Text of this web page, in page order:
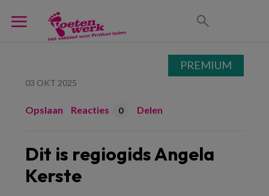
03 OKT 2025
Opslaan Reacties 0 Delen
Dit is regiogids Angela
Kerste
PREMIUM